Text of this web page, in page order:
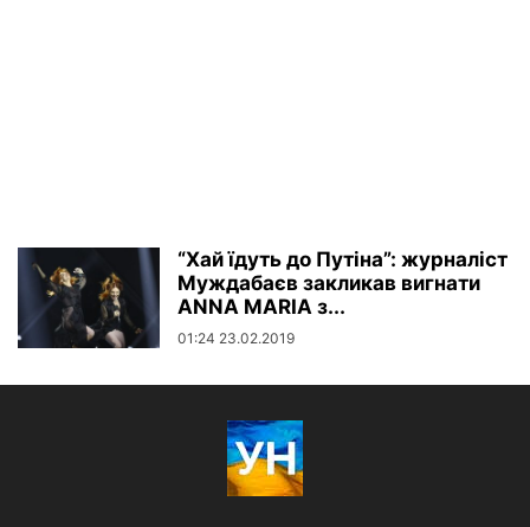
“Хай їдуть до Путіна”: журналіст
Муждабаєв закликав вигнати
ANNA MARIA з...
01:24 23.02.2019